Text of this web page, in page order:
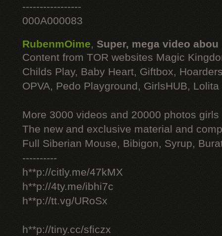
-----------------
000A000083
RubenmOime, Super, mega video abou
Content from TOR websites Magic
Childs Play, Baby Heart, Giftbox,
OPVA, Pedo Playground, GirlsHUB, Lolita
More 3000 videos and 20000 photos
The new and exclusive material and
Full Siberian Mouse, Bibigon, Syrup,
----------
h**p://citly.me/47kMX
h**p://4ty.me/ibhi7c
h**p://tt.vg/URoSx
h**p://tiny.cc/sficzx